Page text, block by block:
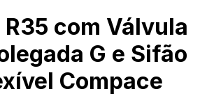
com Válvula
G e Sifão
Compace